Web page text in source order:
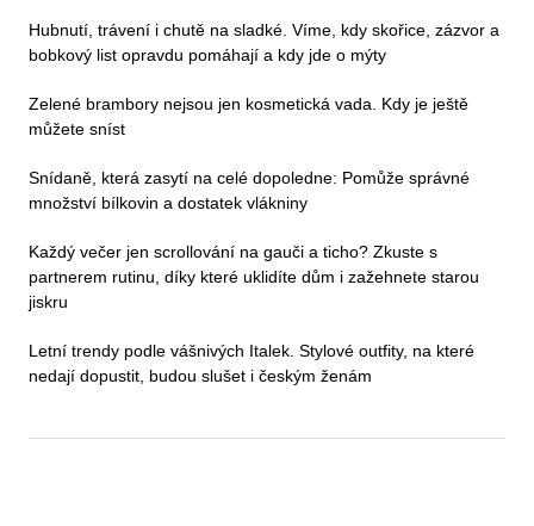
Hubnutí, trávení i chutě na sladké. Víme, kdy skořice, zázvor a
bobkový list opravdu pomáhají a kdy jde o mýty
Zelené brambory nejsou jen kosmetická vada. Kdy je ještě
můžete sníst
Snídaně, která zasytí na celé dopoledne: Pomůže správné
množství bílkovin a dostatek vlákniny
Každý večer jen scrollování na gauči a ticho? Zkuste s
partnerem rutinu, díky které uklidíte dům i zažehnete starou
jiskru
Letní trendy podle vášnivých Italek. Stylové outfity, na které
nedají dopustit, budou slušet i českým ženám